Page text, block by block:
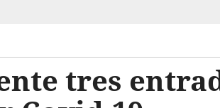
tres